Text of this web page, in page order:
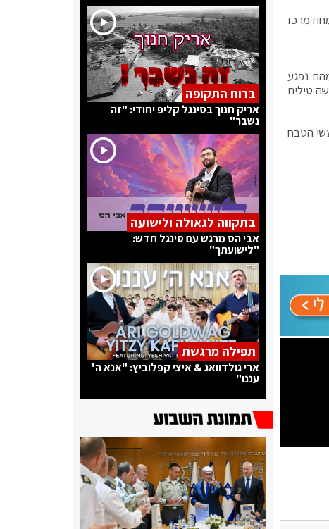
מרכז
נפגע
טילים
שיגרה 12 טילים "בתגובה למעשי הטבח
ברוח התקופה
אריק חנוך בסינגל קליפ יחודי: "זה
נשבר"
בתקווה לגאולה ולישועה
אבי הס מרגש עם סינגל חדש:
"לישועתך"
תפילה מרגשת
ארי גולדוואג & איצי קפלוביץ: "אנא ה'
עננו"